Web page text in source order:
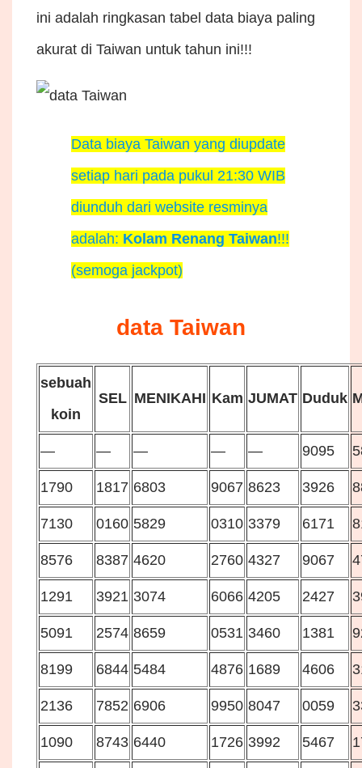
ini adalah ringkasan tabel data biaya paling
akurat di Taiwan untuk tahun ini!!!
Data biaya Taiwan yang diupdate
setiap hari pada pukul 21:30 WIB
diunduh dari website resminya
adalah: Kolam Renang Taiwan!!!
(semoga jackpot)
data Taiwan
sebuah
koin
SEL MENIKAHI Kam JUMAT Duduk
— — — — — 9095
1790 1817 6803 9067 8623 3926
7130 0160 5829 0310 3379 6171
8576 8387 4620 2760 4327 9067
1291 3921 3074 6066 4205 2427
5091 2574 8659 0531 3460 1381
8199 6844 5484 4876 1689 4606
2136 7852 6906 9950 8047 0059
1090 8743 6440 1726 3992 5467